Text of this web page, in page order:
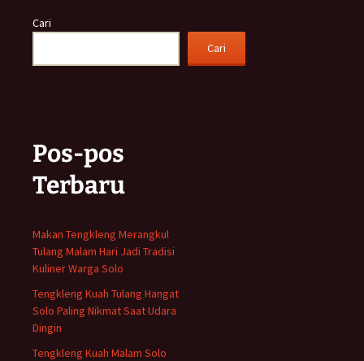
Cari
Cari
Pos-pos
Terbaru
Makan Tengkleng Merangkul
Tulang Malam Hari Jadi Tradisi
Kuliner Warga Solo
Tengkleng Kuah Tulang Hangat
Solo Paling Nikmat Saat Udara
Dingin
Tengkleng Kuah Malam Solo